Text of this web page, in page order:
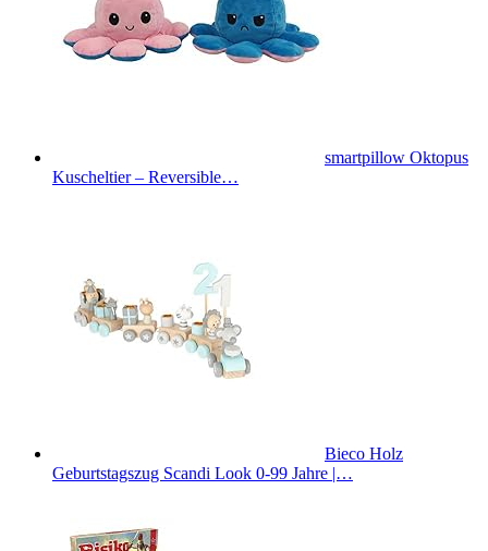
smartpillow Oktopus
Kuscheltier – Reversible…
Bieco Holz
Geburtstagszug Scandi Look 0-99 Jahre |…